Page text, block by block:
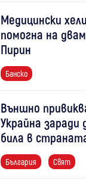
Медицински
помогна на
Пирин
Банско
Външно
Украйна заради
била в
България Свят